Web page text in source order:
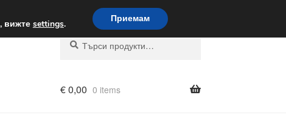
по целия свят
Търсене
Търсене
€0,00 0 items
вижте settings. Приемам